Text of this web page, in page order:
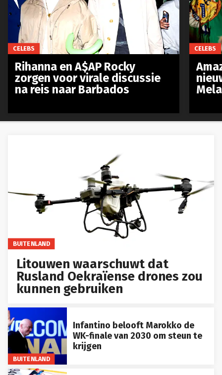
BUITENLAND
Litouwen waarschuwt dat
Rusland Oekraïense drones zou
kunnen gebruiken
BUITENLAND
Infantino belooft Marokko de
WK-finale van 2030 om steun te
krijgen
CELEBS
Rihanna en A$AP Rocky
zorgen voor virale discussie
na reis naar Barbados
CELEBS